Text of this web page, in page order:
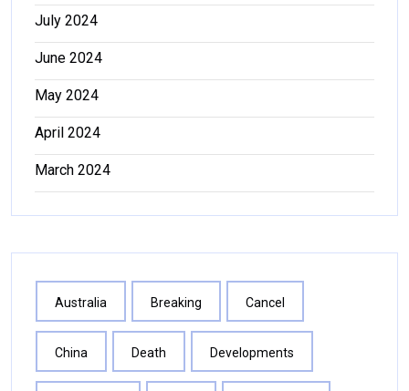
July 2024
June 2024
May 2024
April 2024
March 2024
Australia Breaking Cancel
China Death Developments